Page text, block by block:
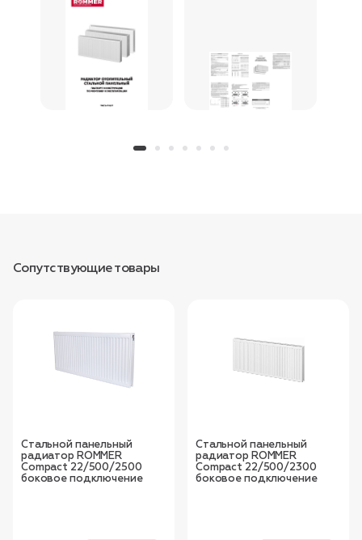
Сопутствующие товары
Стальной панельный
радиатор ROMMER
Compact 22/500/2500
боковое подключение
Стальной панельный
радиатор ROMMER
Compact 22/500/2300
боковое подключение